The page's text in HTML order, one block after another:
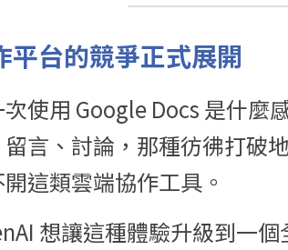
平台的競爭正式展開
使用 Google Docs 是什麼
言、討論，那種彷彿打破
這類雲端協作工具。
想讓這種體驗升級到一個